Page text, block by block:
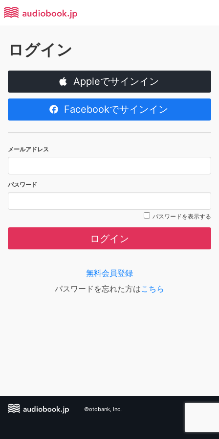
ログイン
Appleでサインイン
Facebookでサインイン
メールアドレス
パスワード
パスワードを表示する
ログイン
無料会員登録
パスワードを忘れた方はこちら
©otobank, Inc.